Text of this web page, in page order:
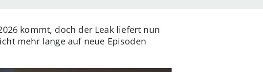
kommt, doch der Leak liefert nun
mehr lange auf neue Episoden